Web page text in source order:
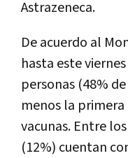
Astrazeneca.
De acuerdo al
hasta este
personas (48%
menos la primera
vacunas. Entre
(12%) cuentan